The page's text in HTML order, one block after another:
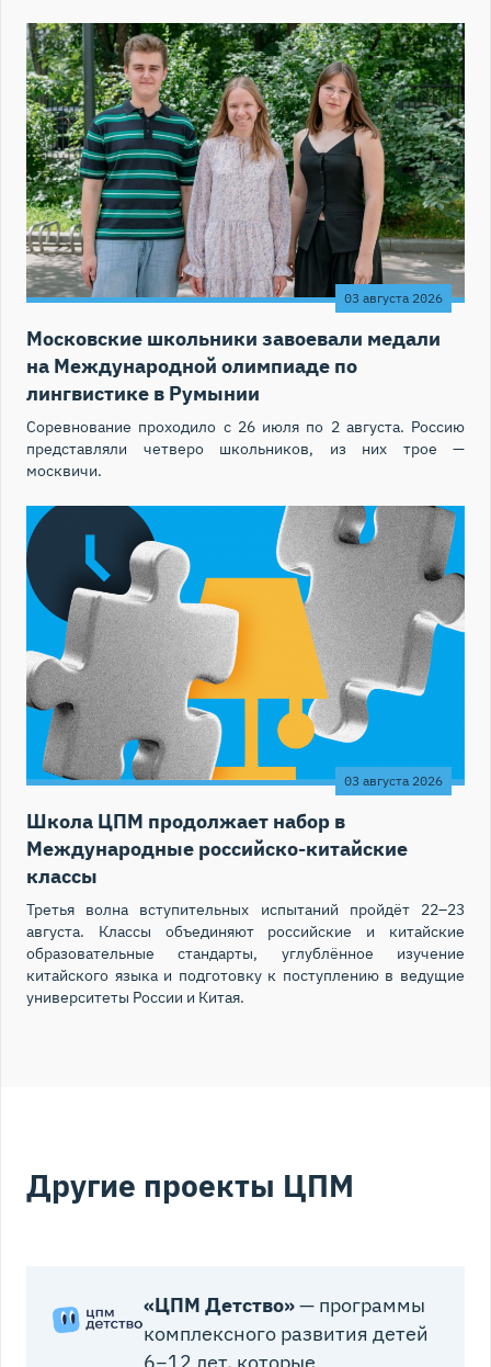
03 августа 2026
Московские школьники завоевали медали
на Международной олимпиаде по
лингвистике в Румынии
Соревнование проходило с 26 июля по 2 августа. Россию
представляли четверо школьников, из них трое —
москвичи.
03 августа 2026
Школа ЦПМ продолжает набор в
Международные российско-китайские
классы
Третья волна вступительных испытаний пройдёт 22–23
августа. Классы объединяют российские и китайские
образовательные стандарты, углублённое изучение
китайского языка и подготовку к поступлению в ведущие
университеты России и Китая.
Другие проекты ЦПМ
«ЦПМ Детство»— программы
комплексного развития детей